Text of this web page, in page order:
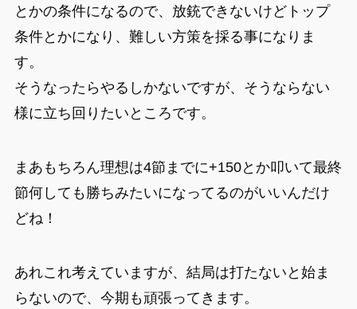
とかの条件になるので、放銃できないけどトップ
条件とかになり、難しい方策を採る事になりま
す。
そうなったらやるしかないですが、そうならない
様に立ち回りたいところです。
まあもちろん理想は4節までに+150とか叩いて最終
節何しても勝ちみたいになってるのがいいんだけ
どね！
あれこれ考えていますが、結局は打たないと始ま
らないので、今期も頑張ってきます。